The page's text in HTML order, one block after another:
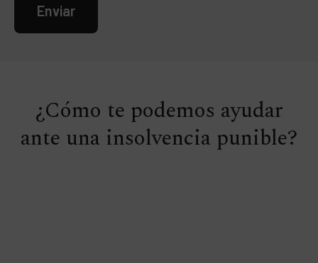
Enviar
¿Cómo te podemos ayudar
ante una insolvencia punible?